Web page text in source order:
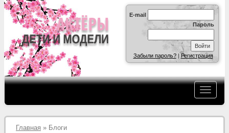
E-mail
Пароль
Забыли пароль?|Регистрация
Главная » Блоги